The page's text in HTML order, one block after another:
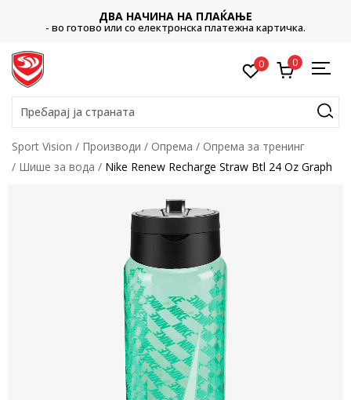
ДВА НАЧИНА НА ПЛАЌАЊЕ
- во готово или со електронска платежна картичка.
0 0
Пребарај ја страната
Sport Vision Производи Опрема
Опрема за тренинг
Шише за вода
Nike Renew Recharge Straw Btl 24 Oz Graph